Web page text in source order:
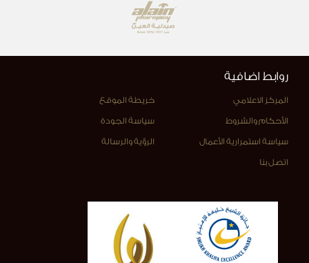
روابط اضافية
المركز الاعلامي خريطة الموقع
الأحكام والشروط سياسة الجودة
سياسة استمرارية الأعمال الرؤية والرسالة
اتصل بنا